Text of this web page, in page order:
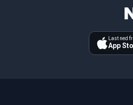
Last ned
App